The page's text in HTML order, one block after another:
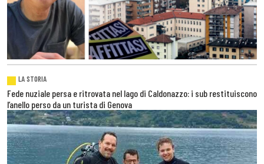
LA STORIA
Fede nuziale persa e ritrovata nel lago di Caldonazzo: i sub restituiscono
l’anello perso da un turista di Genova